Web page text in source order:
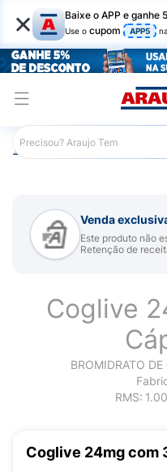
× Baixe o APP e ganhe
Use o cupom APP5
Araujo Medicamentos
Venda
Este produto não
Retenção de
Coglive
BROMIDRATO
RMS:
Coglive 24mg com